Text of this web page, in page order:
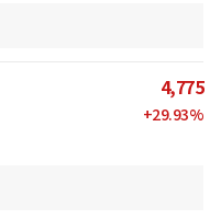
4,775
+29.93%